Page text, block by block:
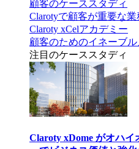
顧客のケーススタディ
Clarotyで顧客が重要な
Claroty xCelアカデミー
顧客のためのイネーブル
注目のケーススタディ
Claroty xDome がオハ